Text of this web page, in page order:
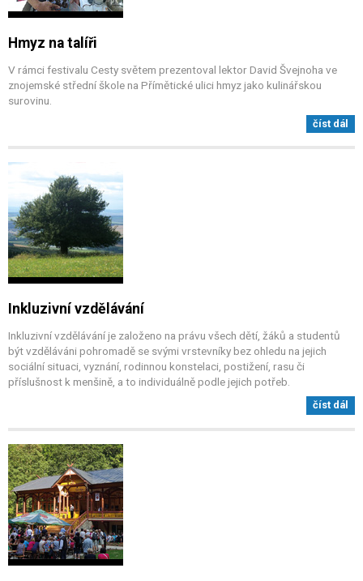
Hmyz na talíři
V rámci festivalu Cesty světem prezentoval lektor David Švejnoha ve
znojemské střední škole na Přímětické ulici hmyz jako kulinářskou
surovinu.
číst dál
Inkluzivní vzdělávání
Inkluzivní vzdělávání je založeno na právu všech dětí, žáků a studentů
být vzděláváni pohromadě se svými vrstevníky bez ohledu na jejich
sociální situaci, vyznání, rodinnou konstelaci, postižení, rasu či
příslušnost k menšině, a to individuálně podle jejich potřeb.
číst dál